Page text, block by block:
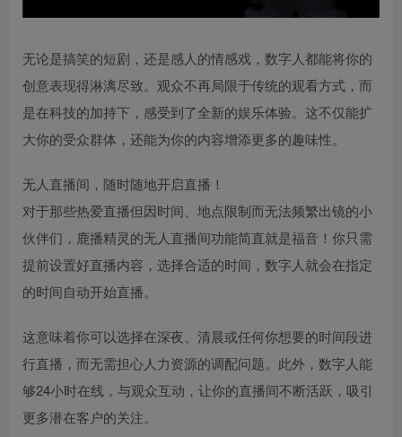
无论是搞笑的短剧，还是感人的情感戏，数字人都能将你的
创意表现得淋漓尽致。观众不再局限于传统的观看方式，而
是在科技的加持下，感受到了全新的娱乐体验。这不仅能扩
大你的受众群体，还能为你的内容增添更多的趣味性。
无人直播间，随时随地开启直播！
对于那些热爱直播但因时间、地点限制而无法频繁出镜的小
伙伴们，鹿播精灵的无人直播间功能简直就是福音！你只需
提前设置好直播内容，选择合适的时间，数字人就会在指定
的时间自动开始直播。
这意味着你可以选择在深夜、清晨或任何你想要的时间段进
行直播，而无需担心人力资源的调配问题。此外，数字人能
够24小时在线，与观众互动，让你的直播间不断活跃，吸引
更多潜在客户的关注。